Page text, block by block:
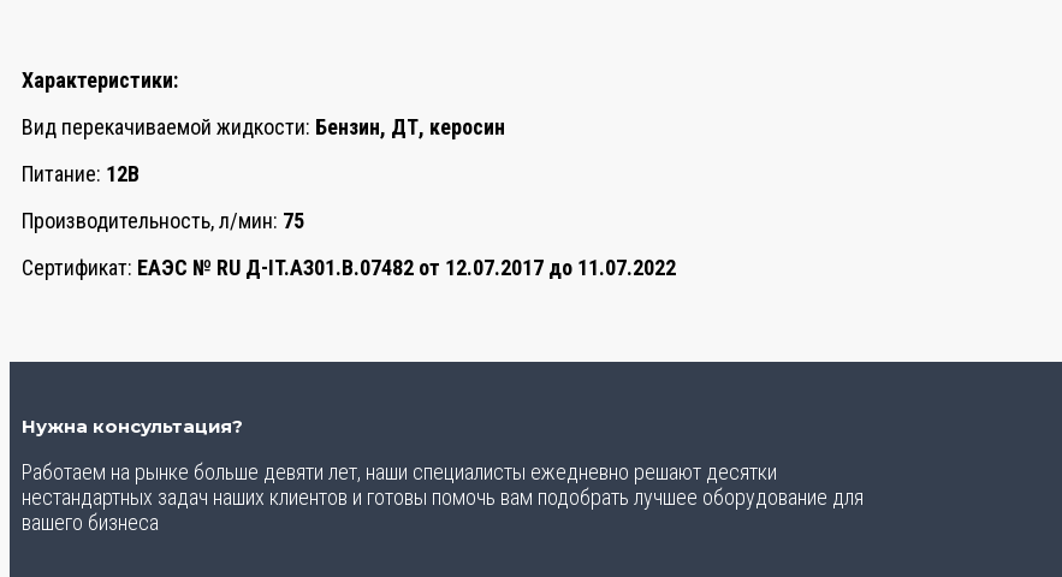
Характеристики:
Вид перекачиваемой жидкости: Бензин, ДТ, керосин
Питание: 12В
Производительность, л/мин: 75
Сертификат: ЕАЭС № RU Д-IT.АЗ01.В.07482 от 12.07.2017 до 11.07.2022
Нужна консультация?
Работаем на рынке больше девяти лет, наши специалисты ежедневно решают десятки
нестандартных задач наших клиентов и готовы помочь вам подобрать лучшее оборудование для
вашего бизнеса